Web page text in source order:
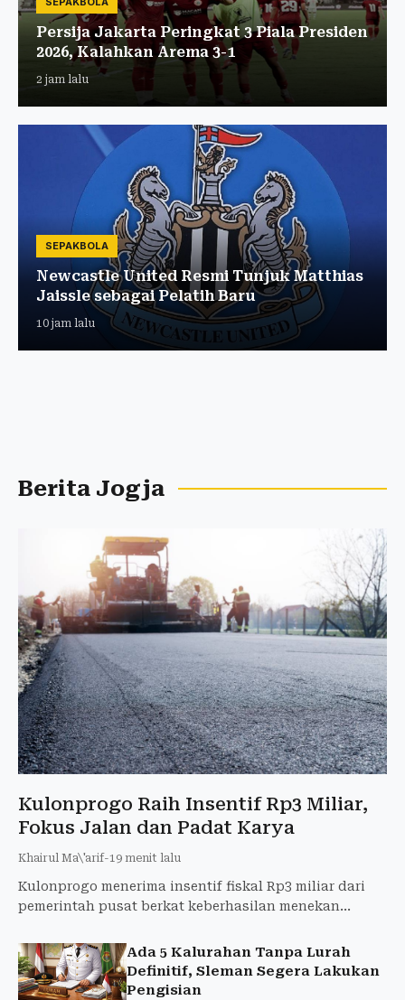
Persija Jakarta Peringkat 3 Piala Presiden
2026, Kalahkan Arema 3-1
2 jam lalu
SEPAKBOLA
Newcastle United Resmi Tunjuk Matthias
Jaissle sebagai Pelatih Baru
10 jam lalu
Berita Jogja
Kulonprogo Raih Insentif Rp3 Miliar,
Fokus Jalan dan Padat Karya
Khairul Ma\'arif-19 menit lalu
Kulonprogo menerima insentif fiskal Rp3 miliar dari
pemerintah pusat berkat keberhasilan menekan
jalan, sekolah, faAda 5 Kalurahan Tanpa Lurah
Definitif, Sleman Segera Lakukan
Pengisian